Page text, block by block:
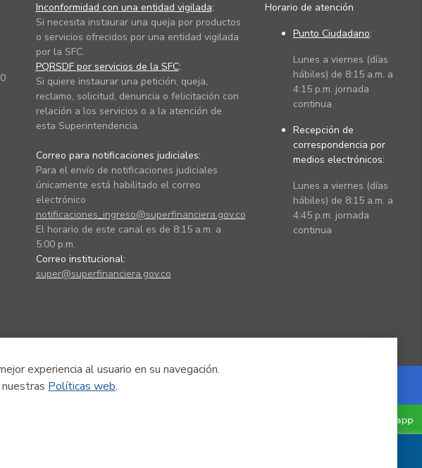
experiencia al usuario en su navegación.
Políticas web.
Inconformidad con una entidad vigilada:
Si necesita instaurar una queja por productos
o servicios ofrecidos por una entidad vigilada
por la SFC.
PQRSDF por servicios de la SFC:
Si quiere instaurar una petición, queja,
reclamo, solicitud, denuncia o felicitación con
relación a los servicios o a la atención de
esta Superintendencia.
Correo para notificaciones judiciales:
Para el envío de notificaciones judiciales
únicamente está habilitado el correo
electrónico
notificaciones_ingreso@superfinanciera.gov.co
El horario de este canal es de 8:15 a.m. a
5:00 p.m.
Correo institucional:
super@superfinanciera.gov.co
Horario de atención
Punto Ciudadano:
Lunes a viernes (días
hábiles) de 8:15 a.m. a
4:15 p.m. jornada
continua
Recepción de
correspondencia por
medios electrónicos:
Lunes a viernes (días
hábiles) de 8:15 a.m. a
4:45 p.m. jornada
continua
Powered by Nexura